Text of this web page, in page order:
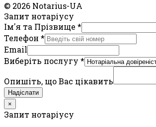
© 2026 Notarius-UA
Запит нотаріусу
Ім'я та Прізвище *
Телефон *
Email
Виберіть послугу *
Опишіть, що Вас цікавить
Надіслати
×
Запит нотаріусу